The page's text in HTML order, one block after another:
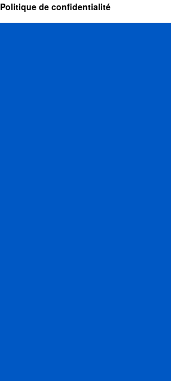
Politique de confidentialité